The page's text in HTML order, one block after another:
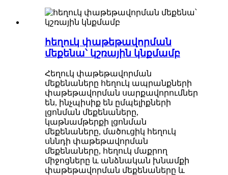
հեղուկ փաթեթավորման
մեքենա՝ կշռային կնքմամբ
Հեղուկ փաթեթավորման
մեքենաները հեղուկ ապրանքների
փաթեթավորման սարքավորումներ
են, ինչպիսիք են ըմպելիքների
լցոնման մեքենաները,
կաթնամթերքի լցոնման
մեքենաները, մածուցիկ հեղուկ
սննդի փաթեթավորման
մեքենաները, հեղուկ մաքրող
միջոցները և անձնական խնամքի
փաթեթավորման մեքենաները և